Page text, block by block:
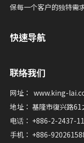
保每一个客户的独特需
快速导航
联络我们
网址： www.king-
地址： 基隆市復兴路61
电话： +886-2-2437-
手机： +886-